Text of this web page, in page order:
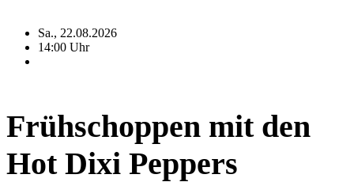
Sa., 22.08.2026
14:00 Uhr
Frühschoppen mit den
Hot Dixi Peppers